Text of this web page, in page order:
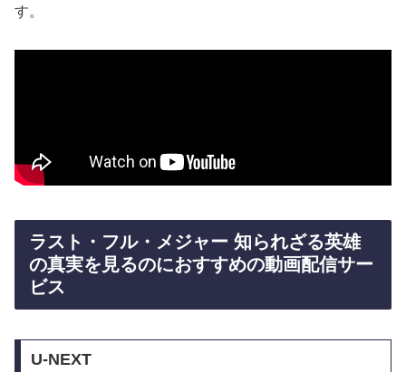
す。
ラスト・フル・メジャー 知られざる英雄
の真実を見るのにおすすめの動画配信サー
ビス
U-NEXT